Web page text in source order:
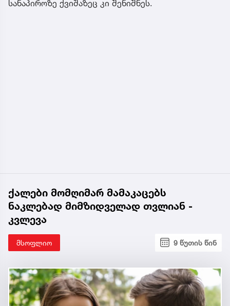
სანაპიროზე ქვიშაზეც კი შენიშნეს.
ქალები მომღიმარ მამაკაცებს
ნაკლებად მიმზიდველად თვლიან -
კვლევა
მსოფლიო 9 წუთის წინ